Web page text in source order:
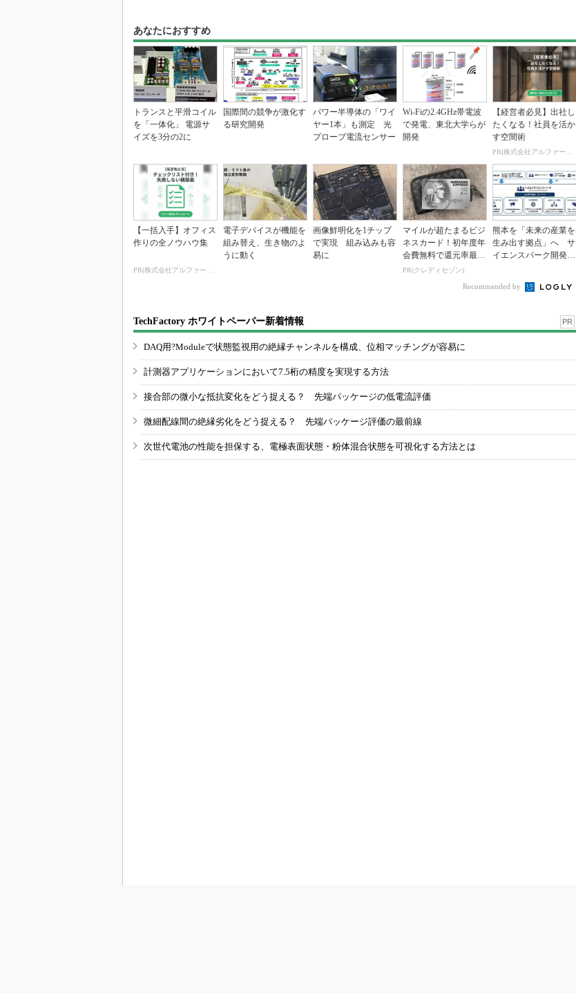
あなたにおすすめ
トランスと平滑コイル
を「一体化」 電源サ
イズを3分の2に
国際間の競争が激化す
る研究開発
パワー半導体の「ワイ
ヤー1本」も測定 光
プローブ電流センサー
Wi-Fiの2.4GHz帯電波
で発電、東北大学らが
開発
【経営者必見】出社し
たくなる！社員を活か
す空間術
PR(株式会社アルファーテクノ)
【一括入手】オフィス
作りの全ノウハウ集
PR(株式会社アルファーテクノ)
電子デバイスが機能を
組み替え、生き物のよ
うに動く
画像鮮明化を1チップ
で実現 組み込みも容
易に
マイルが超たまるビジ
ネスカード！初年度年
会費無料で還元率最大
1.125%
PR(クレディセゾン)
熊本を「未来の産業を
生み出す拠点」へ サ
イエンスパーク開発進
Recommended by
TechFactory ホワイトペーパー新着情報 PR
DAQ用?Moduleで状態監視用の絶縁チャンネルを構成、位相マッチングが容易に
計測器アプリケーションにおいて7.5桁の精度を実現する方法
接合部の微小な抵抗変化をどう捉える？ 先端パッケージの低電流評価
微細配線間の絶縁劣化をどう捉える？ 先端パッケージ評価の最前線
次世代電池の性能を担保する、電極表面状態・粉体混合状態を可視化する方法とは